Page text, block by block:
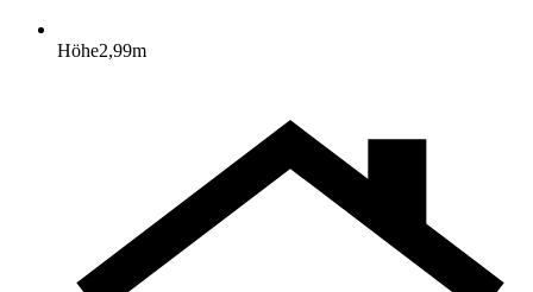
Höhe2,99m